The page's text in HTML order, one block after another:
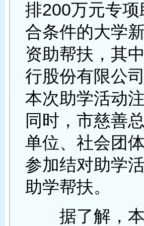
排200万元专
合条件的大学
资助帮扶，其
行股份有限公
本次助学活动
同时，市慈善
单位、社会团
参加结对助学
助学帮扶。
据了解，本